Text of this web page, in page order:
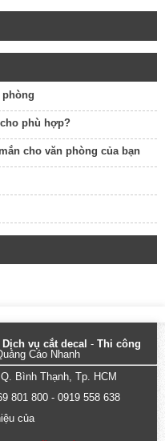
phù hợp?
cho văn phòng của bạn
Dịch vụ cắt decal - Thi công
Cáo Nhanh
Bình Thạnh, Tp. HCM
801 800 - 0919 558 638
của